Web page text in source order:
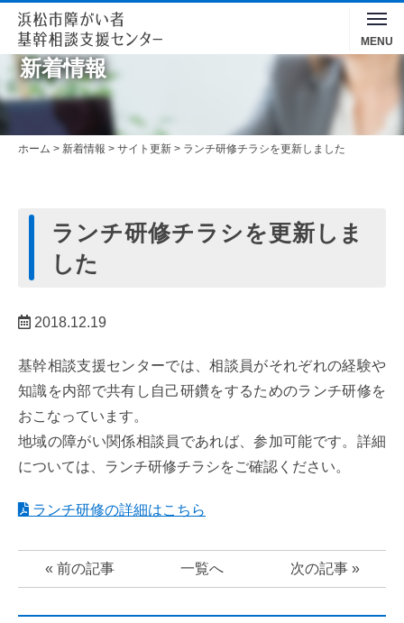
MENU
新着情報
ホーム > 新着情報 > サイト更新 > ランチ研修チラシを更新しました
ランチ研修チラシを更新しま
した
2018.12.19
基幹相談支援センターでは、相談員がそれぞれの経験や
知識を内部で共有し自己研鑽をするためのランチ研修を
おこなっています。
地域の障がい関係相談員であれば、参加可能です。詳細
については、ランチ研修チラシをご確認ください。
ランチ研修の詳細はこちら
« 前の記事 一覧へ 次の記事 »